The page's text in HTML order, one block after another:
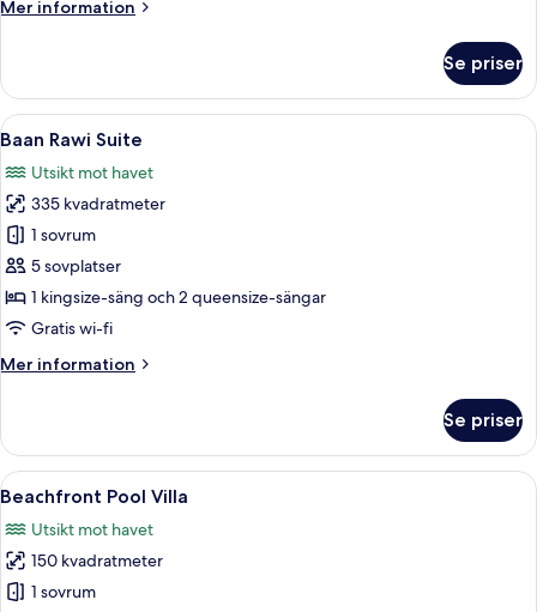
Mer information
Mer
Warin
Suite
Se priser
Öppna
alla
foton
för
Baan
Rawi
Suite
Ett rymligt sovrum med en stor
8
Baan Rawi Suite
Utsikt mot havet
335 kvadratmeter
1 sovrum
5 sovplatser
1 kingsize-säng och 2 queensize-sängar
Gratis wi-fi
Mer information
Mer
Rawi
Suite
Se priser
Öppna
alla
foton
för
Beachfront
Ett rymligt sovrum med en stor
7
Beachfront Pool Villa
Utsikt mot havet
150 kvadratmeter
1 sovrum